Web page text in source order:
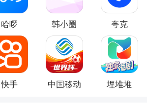
哈啰 韩小圈 夸克
快手 中国移动 埋堆堆